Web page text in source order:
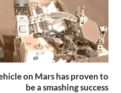
on Mars has proven to
be a smashing success